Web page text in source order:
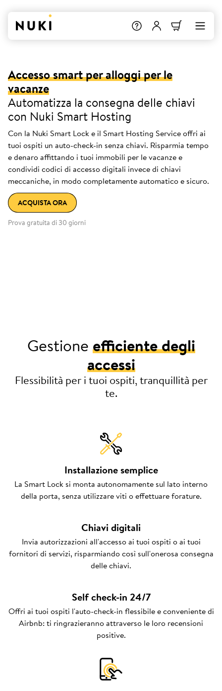
Accesso smart per alloggi per le
vacanze
Automatizza la consegna delle chiavi
con Nuki Smart Hosting
Con la Nuki Smart Lock e il Smart Hosting Service offri ai
tuoi ospiti un auto-check-in senza chiavi. Risparmia tempo
e denaro affittando i tuoi immobili per le vacanze e
condividi codici di accesso digitali invece di chiavi
meccaniche, in modo completamente automatico e sicuro.
ACQUISTA ORA
Prova gratuita di 30 giorni
Gestioneefficiente degli
accessi
Flessibilità per i tuoi ospiti, tranquillità per
te.
Installazione semplice
La Smart Lock si monta autonomamente sul lato interno
della porta, senza utilizzare viti o effettuare forature.
Chiavi digitali
Invia autorizzazioni all'accesso ai tuoi ospiti o ai tuoi
fornitori di servizi, risparmiando così sull'onerosa consegna
delle chiavi.
Self check-in 24/7
Offri ai tuoi ospiti l'auto-check-in flessibile e conveniente di
Airbnb: ti ringrazieranno attraverso le loro recensioni
positive.